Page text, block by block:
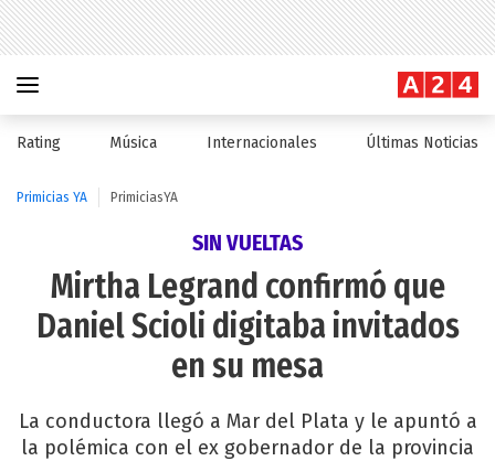
Rating Música Internacionales Últimas Noticias
Primicias YA PrimiciasYA
SIN VUELTAS
Mirtha Legrand confirmó que
Daniel Scioli digitaba invitados
en su mesa
La conductora llegó a Mar del Plata y le apuntó a
la polémica con el ex gobernador de la provincia